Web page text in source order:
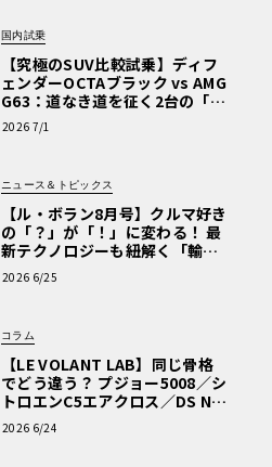
国内試乗
【究極のSUV比較試乗】ディフ
ェンダーOCTAブラック vs AMG
G63：道なき道を征く2台の「対
極的アプローチ」
2026 7/1
ニュース＆トピックス
【ル・ボラン8月号】クルマ好き
の「？」が「！」に変わる！ 最
新テクノロジーも紐解く「輸入
車Q&A」
2026 6/25
コラム
【LE VOLANT LAB】同じ骨格
でどう違う？ プジョー5008／シ
トロエンC5エアクロス／DS Nº4
読者一気乗りレポート
2026 6/24